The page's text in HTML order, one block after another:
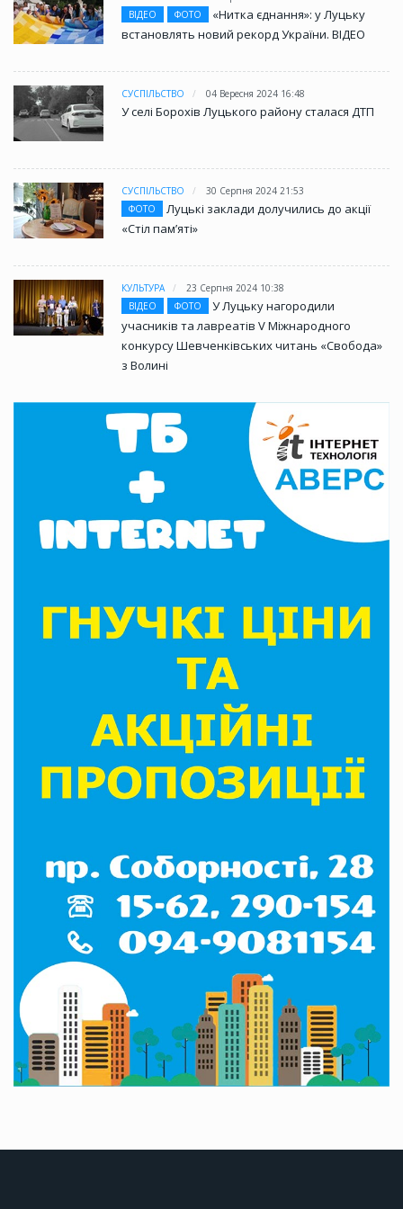
ВІДЕО
ФОТО
«Нитка єднання»: у Луцьку
встановлять новий рекорд України. ВІДЕО
СУСПІЛЬСТВО 04 Вересня 2024 16:48
У селі Борохів Луцького району сталася ДТП
СУСПІЛЬСТВО
30 Серпня 2024 21:53
ФОТО
Луцькі заклади долучились до акції
«Стіл памʼяті»
КУЛЬТУРА
23 Серпня 2024 10:38
ВІДЕО
ФОТО
У Луцьку нагородили
учасників та лавреатів V Міжнародного
конкурсу Шевченківських читань «Свобода»
з Волині